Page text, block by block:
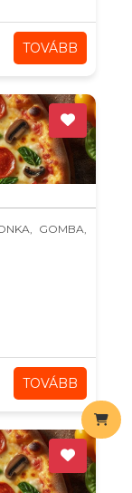
TOVÁBB
GOMBA,
TOVÁBB